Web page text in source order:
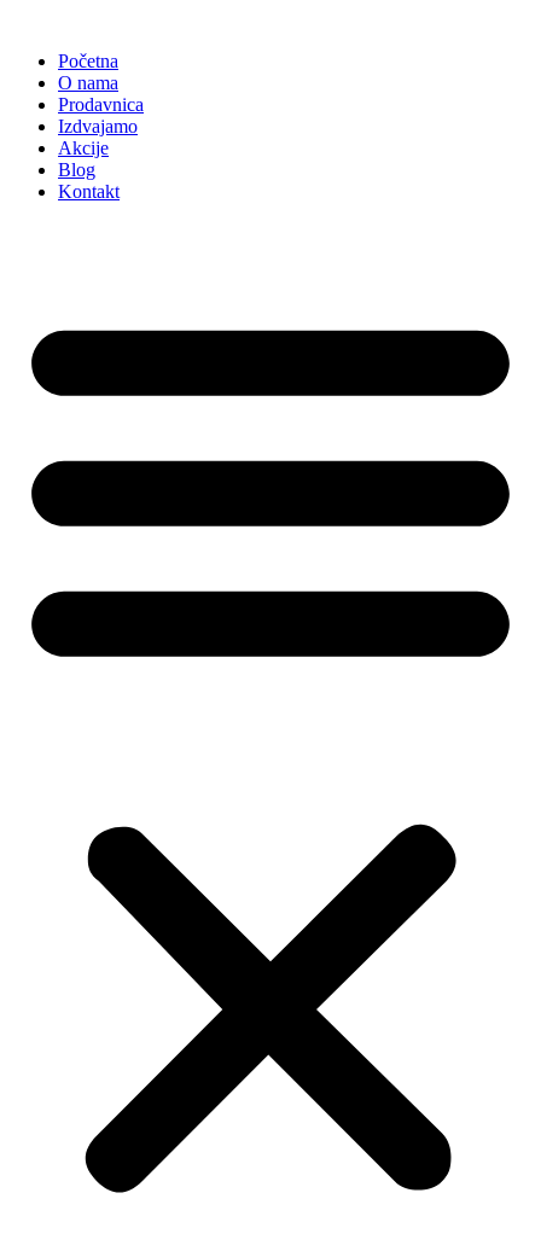
sadržajPočetna
O nama
Prodavnica
Izdvajamo
Akcije
Blog
Kontakt